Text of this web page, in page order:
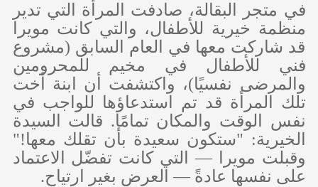
في متجر البقالة، صادفت المرأة التي تدير
منظمة خيرية للأطفال، والتي كانت مويرا
قد شاركت معها في العام السابق (مشروع
فني للأطفال في مخيم للمحرومين
والمرضى نفسيًا)، واكتشفت أن ابنة أخت
تلك المرأة قد تم استدعاؤها للواجب في
نفس الوقت والمكان تمامًا. قالت السيدة
الخيرية: "ستكون سعيدة بأن تقلك معها!"
وقبلت مويرا — التي كانت تفضّل الاعتماد
على نفسها عادةً — العرض بغير ارتياح.